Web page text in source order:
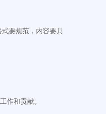
要规范，内容要具
作和贡献。